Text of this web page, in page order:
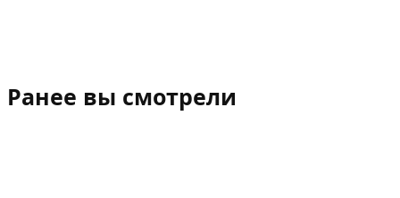
Ранее вы смотрели